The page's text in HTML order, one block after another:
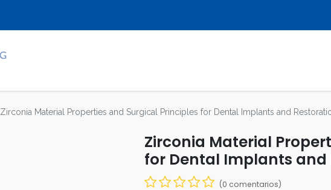
Zirconia Material Properties and Surgical Principles for Dental Implants and
Zirconia Material
for Dental Implants and
(0 comentarios)